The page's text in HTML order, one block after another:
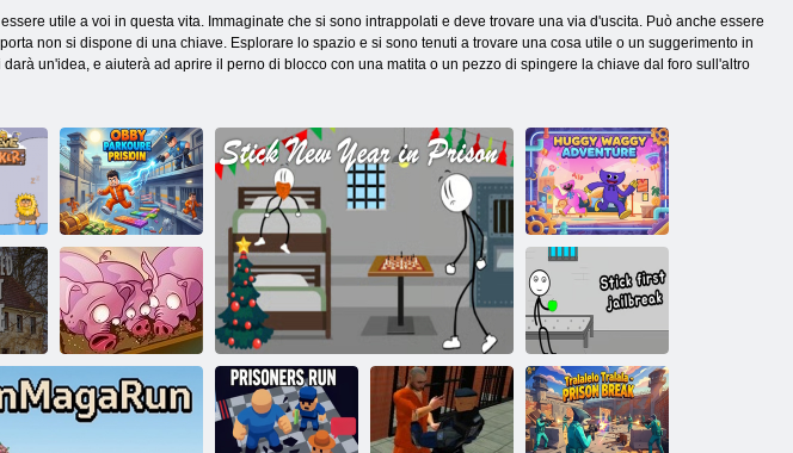
utile a voi in questa vita. Immaginate che si sono intrappolati e deve trovare una via d'uscita. Può anche essere
non si dispone di una chiave. Esplorare lo spazio e si sono tenuti a trovare una cosa utile o un suggerimento in
un'idea, e aiuterà ad aprire il perno di blocco con una matita o un pezzo di spingere la chiave dal foro sull'altro
Obby Parkour
Fuga dalla
prigione
Avventura
Huggy Waggy
Attacca il primo
jailbreak